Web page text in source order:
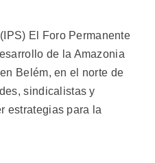
El Foro Permanente
de la Amazonia
Belém, en el norte de
sindicalistas y
estrategias para la